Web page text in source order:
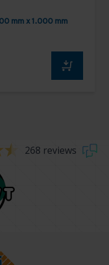
mm x 1.000 mm
268 reviews